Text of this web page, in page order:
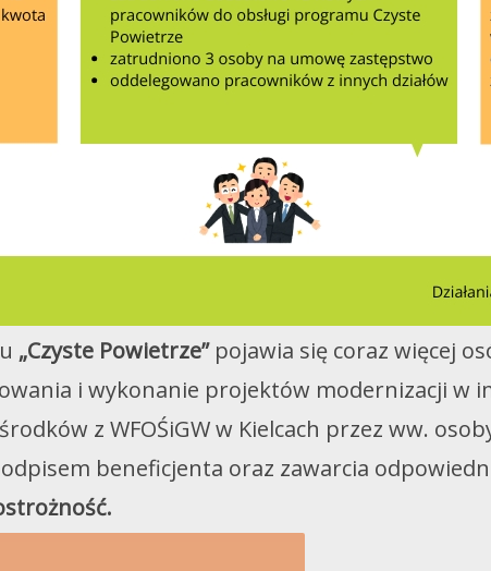
„Czyste Powietrze”pojawia się coraz więcej
i wykonanie projektów modernizacji w
z WFOŚiGW w Kielcach przez ww.
beneficjenta oraz zawarcia